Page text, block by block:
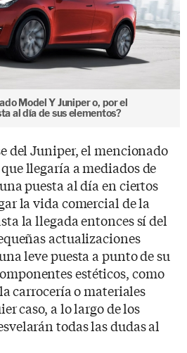
Model Y Juniper o, por el
al día de sus elementos?
del Juniper, el mencionado
llegaría a mediados de
puesta al día en ciertos
la vida comercial de la
la llegada entonces sí del
actualizaciones
leve puesta a punto de su
estéticos, como
carrocería o materiales
caso, a lo largo de los
todas las dudas al